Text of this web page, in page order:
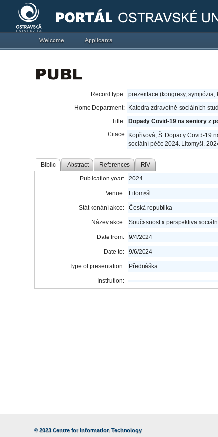
Welcome Applicants
Record type: prezentace (kongresy, sympózia,
Home Department:
Katedra zdravotně-sociálních
Title:
Dopady Covid-19 na seniory z
Citace
Kopřivová, Š. Dopady Covid-19
sociální péče 2024. Litomyšl.
Biblio Abstract References RIV
Publication year: 2024
Venue: Litomyšl
Stát konání akce: Česká republika
Název akce: Současnost a perspektiva
Date from: 9/4/2024
Date to: 9/6/2024
Type of presentation: Přednáška
Institution:
© 2023 Centre for Information Technology